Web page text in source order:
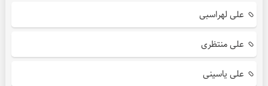
علی لهراسبی
علی منتظری
علی یاسینی